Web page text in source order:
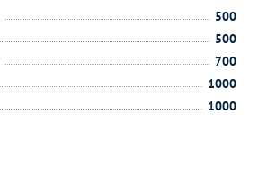
500
500
700
1000
1000